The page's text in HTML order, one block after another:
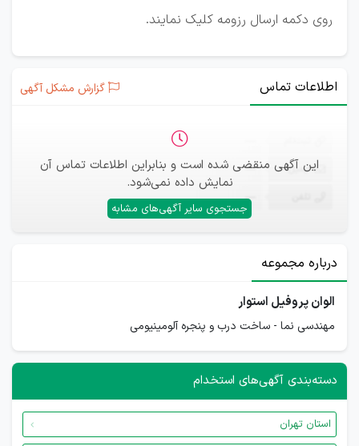
روی دکمه ارسال رزومه کلیک نمایند.
اطلاعات تماس گزارش مشکل آگهی
این آگهی منقضی شده است و بنابراین اطلاعات تماس آن
نمایش داده نمی‌شود.
جستجوی سایر آگهی‌های مشابه
ایمیل —
—
درباره مجموعه
الوان پروفیل استوار
مهندسی نما - ساخت درب و پنجره آلومینیومی
دسته‌بندی آگهی‌های استخدام
استان تهران